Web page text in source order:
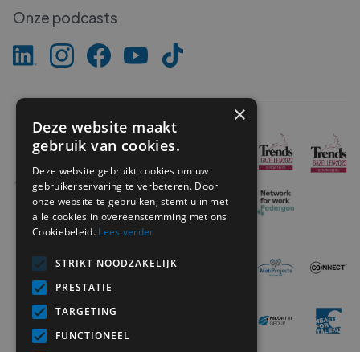
Onze podcasts
×
Deze website maakt
gebruik van cookies.
Deze website gebruikt cookies om uw
gebruikerservaring te verbeteren. Door
onze website te gebruiken, stemt u in met
alle cookies in overeenstemming met ons
Cookiebeleid. Lees verder
STRIKT NOODZAKELIJK
PRESTATIE
TARGETING
FUNCTIONEEL